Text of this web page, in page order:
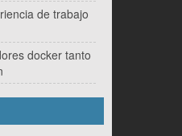
de trabajo
docker tanto